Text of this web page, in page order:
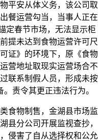
平安从体义务，该公司取
餐运营勾当，当事人正在
定春节市场，无法显示柜
提未达到食物运营许可尺
证》的环境下，原《食物
营地址取现实运营场合不
联系制假人员，形成未按
责令其更正违法行为。
物制售，金湖县市场监
县分公司开展监视查抄，
侵害了自从选择权和公允